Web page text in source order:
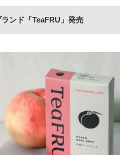
ンド「TeaFRU」発売